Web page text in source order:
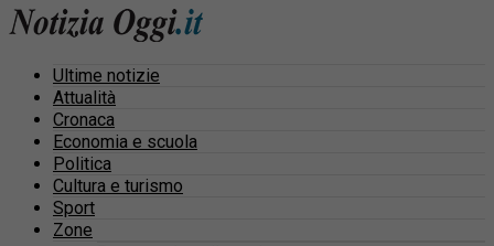
Ultime notizie
Attualità
Cronaca
Economia e scuola
Politica
Cultura e turismo
Sport
Zone